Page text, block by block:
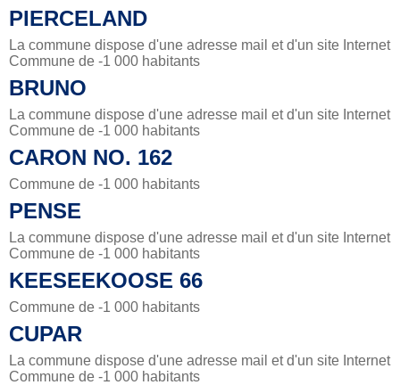
PIERCELAND
La commune dispose d'une adresse mail et d'un site Internet
Commune de -1 000 habitants
BRUNO
La commune dispose d'une adresse mail et d'un site Internet
Commune de -1 000 habitants
CARON NO. 162
Commune de -1 000 habitants
PENSE
La commune dispose d'une adresse mail et d'un site Internet
Commune de -1 000 habitants
KEESEEKOOSE 66
Commune de -1 000 habitants
CUPAR
La commune dispose d'une adresse mail et d'un site Internet
Commune de -1 000 habitants